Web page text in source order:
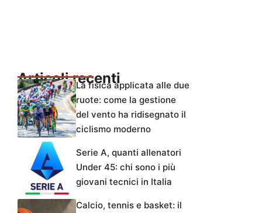
Articoli recentiLa fisica applicata alle due
ruote: come la gestione
del vento ha ridisegnato il
ciclismo moderno
Serie A, quanti allenatori
Under 45: chi sono i più
giovani tecnici in Italia
Calcio, tennis e basket: il